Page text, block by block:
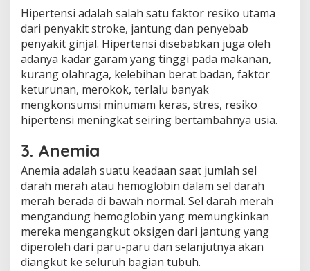
Hipertensi adalah salah satu faktor resiko utama
dari penyakit stroke, jantung dan penyebab
penyakit ginjal. Hipertensi disebabkan juga oleh
adanya kadar garam yang tinggi pada makanan,
kurang olahraga, kelebihan berat badan, faktor
keturunan, merokok, terlalu banyak
mengkonsumsi minumam keras, stres, resiko
hipertensi meningkat seiring bertambahnya usia.
3. Anemia
Anemia adalah suatu keadaan saat jumlah sel
darah merah atau hemoglobin dalam sel darah
merah berada di bawah normal. Sel darah merah
mengandung hemoglobin yang memungkinkan
mereka mengangkut oksigen dari jantung yang
diperoleh dari paru-paru dan selanjutnya akan
diangkut ke seluruh bagian tubuh.